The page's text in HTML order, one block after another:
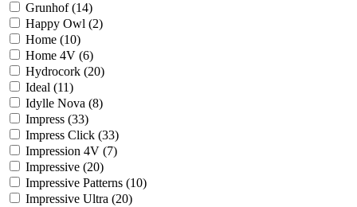
Grunhof (14)
Happy Owl (2)
Home (10)
Home 4V (6)
Hydrocork (20)
Ideal (11)
Idylle Nova (8)
Impress (33)
Impress Click (33)
Impression 4V (7)
Impressive (20)
Impressive Patterns (10)
Impressive Ultra (20)